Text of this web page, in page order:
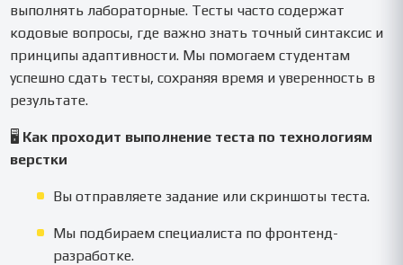
выполнять лабораторные. Тесты часто содержат
кодовые вопросы, где важно знать точный синтаксис и
принципы адаптивности. Мы помогаем студентам
успешно сдать тесты, сохраняя время и уверенность в
результате.
🖥️ Как проходит выполнение теста по технологиям
верстки
Вы отправляете задание или скриншоты теста.
Мы подбираем специалиста по фронтенд-
разработке.